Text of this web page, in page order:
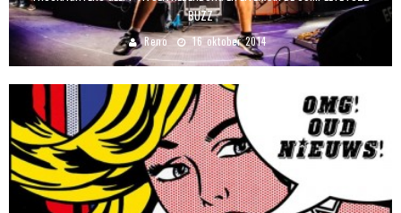
BUZZ
Reno 16 oktober 2014